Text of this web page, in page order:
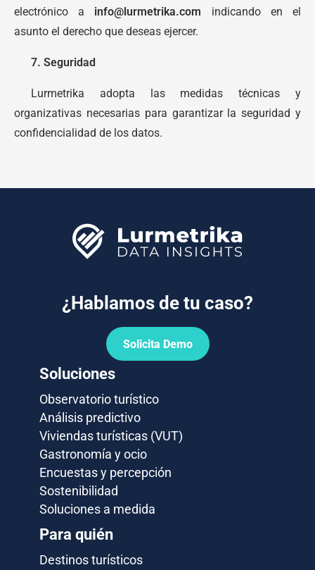
electrónico a info@lurmetrika.com indicando en el
asunto el derecho que deseas ejercer.
7. Seguridad
Lurmetrika adopta las medidas técnicas y
organizativas necesarias para garantizar la seguridad y
confidencialidad de los datos.
¿Hablamos de tu caso?
Solicita Demo
Soluciones
Observatorio turístico
Análisis predictivo
Viviendas turísticas (VUT)
Gastronomía y ocio
Encuestas y percepción
Sostenibilidad
Soluciones a medida
Para quién
Destinos turísticos